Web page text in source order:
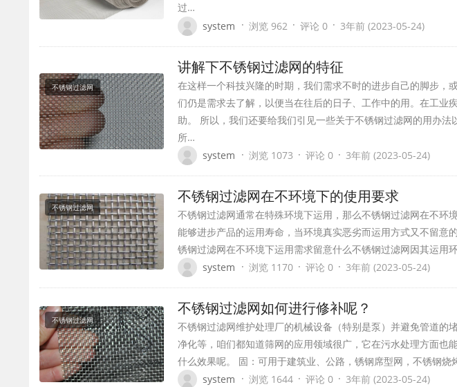
过…
system · 浏览 962 · 评论 0 · 3年前 (2023-05-24)
不锈钢过滤网
讲解下不锈钢过滤网的特征
在这样一个科技兴隆的时期，我们需求不时的进步自己的脚步，
们仍是需求去了解，以便当在往后的日子、工作中的用。在工业
助。 所以，我们还要给我们引见一些关于不锈钢过滤网的用办法
所…
system · 浏览 1073 · 评论 0 · 3年前 (2023-05-24)
不锈钢过滤网
不锈钢过滤网在不环境下的使用要求
不锈钢过滤网通常在特殊环境下运用，那么不锈钢过滤网在不环
能够进步产品的运用寿命，当环境真实恶劣而运用方式又不留意
锈钢过滤网在不环境下运用需求留意什么不锈钢过滤网因其运用
system · 浏览 1170 · 评论 0 · 3年前 (2023-05-24)
不锈钢过滤网
不锈钢过滤网如何进行修补呢？
不锈钢过滤网维护处理厂的机械设备（特别是泵）并避免管道的
净化等，咱们都知道筛网的应用领域很广，它在污水处理方面也
什么效果呢。 固：可用于建筑业、公路，锈钢席型网，不锈钢
system · 浏览 1644 · 评论 0 · 3年前 (2023-05-24)